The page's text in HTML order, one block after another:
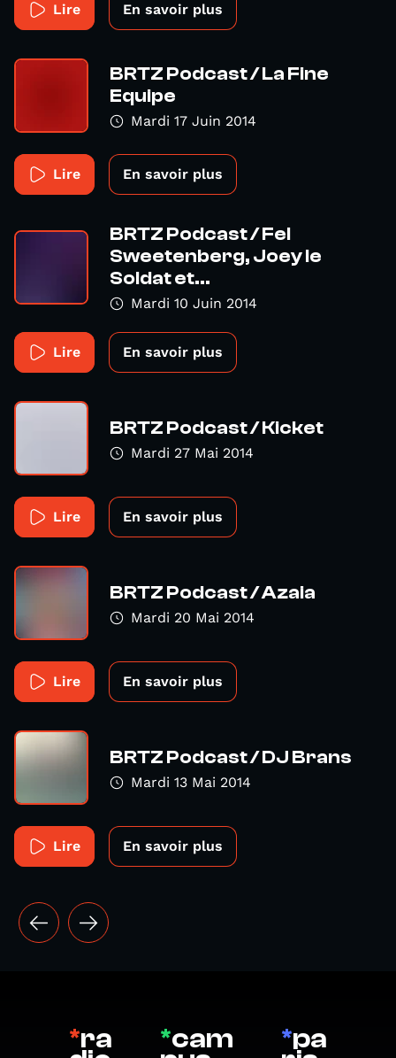
Lire En savoir plus
BRTZ Podcast / La Fine
Equipe
Mardi 17 Juin 2014
Lire En savoir plus
BRTZ Podcast / Fel
Sweetenberg, Joey le
Soldat et...
Mardi 10 Juin 2014
Lire En savoir plus
BRTZ Podcast / Kicket
Mardi 27 Mai 2014
Lire En savoir plus
BRTZ Podcast / Azaia
Mardi 20 Mai 2014
Lire En savoir plus
BRTZ Podcast / DJ Brans
Mardi 13 Mai 2014
Lire En savoir plus
*ra *cam *pa